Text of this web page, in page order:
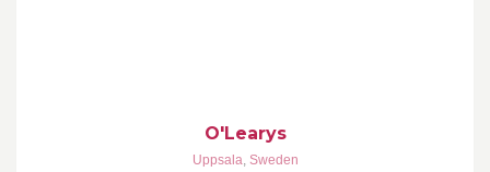
O'Learys
Uppsala, Sweden